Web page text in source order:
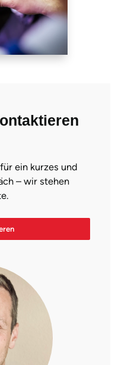
ein kurzes und
– wir stehen